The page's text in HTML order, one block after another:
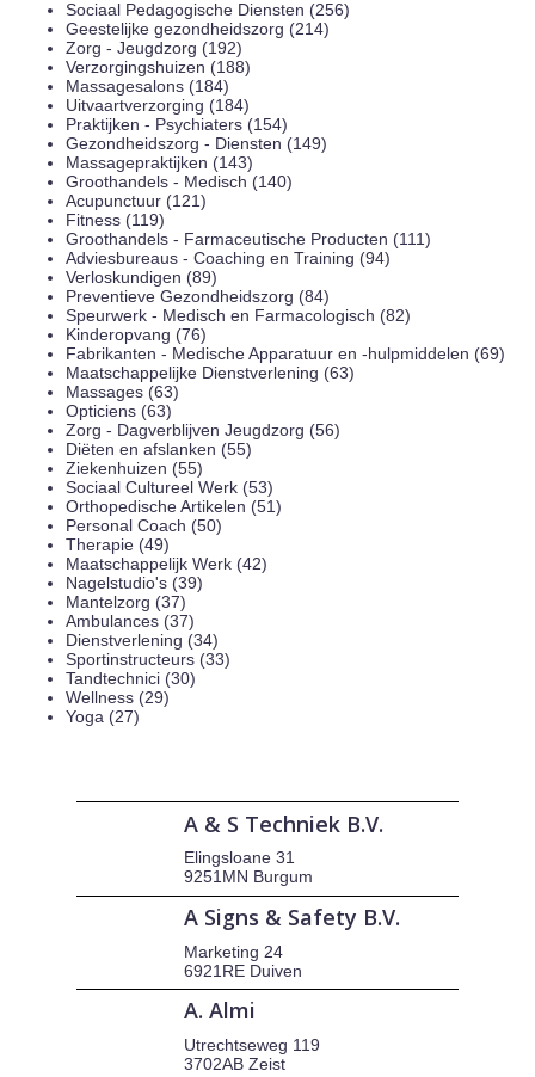
Sociaal Pedagogische Diensten (256)
Geestelijke gezondheidszorg (214)
Zorg - Jeugdzorg (192)
Verzorgingshuizen (188)
Massagesalons (184)
Uitvaartverzorging (184)
Praktijken - Psychiaters (154)
Gezondheidszorg - Diensten (149)
Massagepraktijken (143)
Groothandels - Medisch (140)
Acupunctuur (121)
Fitness (119)
Groothandels - Farmaceutische Producten (111)
Adviesbureaus - Coaching en Training (94)
Verloskundigen (89)
Preventieve Gezondheidszorg (84)
Speurwerk - Medisch en Farmacologisch (82)
Kinderopvang (76)
Fabrikanten - Medische Apparatuur en -hulpmiddelen (69)
Maatschappelijke Dienstverlening (63)
Massages (63)
Opticiens (63)
Zorg - Dagverblijven Jeugdzorg (56)
Diëten en afslanken (55)
Ziekenhuizen (55)
Sociaal Cultureel Werk (53)
Orthopedische Artikelen (51)
Personal Coach (50)
Therapie (49)
Maatschappelijk Werk (42)
Nagelstudio's (39)
Mantelzorg (37)
Ambulances (37)
Dienstverlening (34)
Sportinstructeurs (33)
Tandtechnici (30)
Wellness (29)
Yoga (27)
A & S Techniek B.V.
Elingsloane 31
9251MN Burgum
A Signs & Safety B.V.
Marketing 24
6921RE Duiven
A. Almi
Utrechtseweg 119
3702AB Zeist